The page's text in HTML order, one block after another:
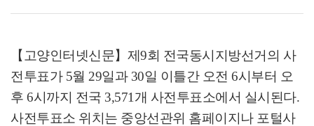
【고양인터넷신문】 제 9회 전국동시지방선거의 사
전투표가 5월 29일과 30일 이틀간 오전 6시부터 오
후 6시까지 전국 3,571 개 사전투표소에서 실시된다.
사전투표소 위치는 중앙선관위 홈페이지나 포털사